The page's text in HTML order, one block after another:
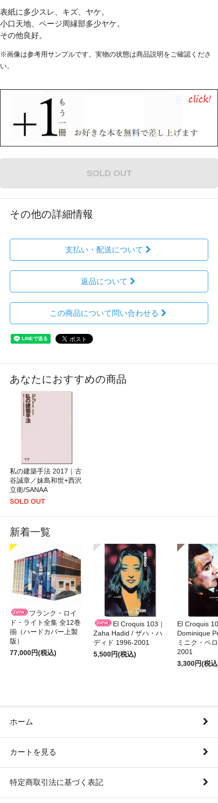
表紙に多少スレ、キズ、ヤケ。
小口天地、ページ周縁部多少ヤケ。
その他良好。
※画像は参考用サンプルです。実物の状態は商品説明をご確認くださ
い。
SOLD OUT
その他の詳細情報
支払い・配送について
返品について
この商品について問い合わせる
あなたにおすすめの商品
私の建築手法 2017｜古
谷誠章／妹島和世+西沢
立衛/SANAA
SOLD OUT
新着一覧
フランク・ロイ
ド・ライト全集 全12巻
揃（ハードカバー上製
版）
77,000円(税込)
El Croquis 103｜
Zaha Hadid / ザハ・ハ
ディド 1996-2001
5,500円(税込)
El Croquis
Dominique
ミニク・ペ
2001
3,300円(税
ホーム
カートを見る
特定商取引法に基づく表記